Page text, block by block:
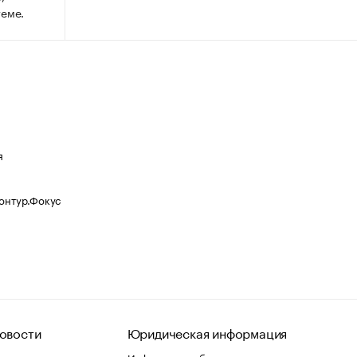
Юридическая информация